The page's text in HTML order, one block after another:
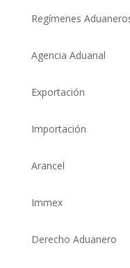
Regímenes
Agencia Aduanal
Exportación
Importación
Arancel
Immex
Derecho Aduanero